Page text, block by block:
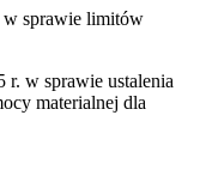
sprawie limitów
w sprawie ustalenia
materialnej dla